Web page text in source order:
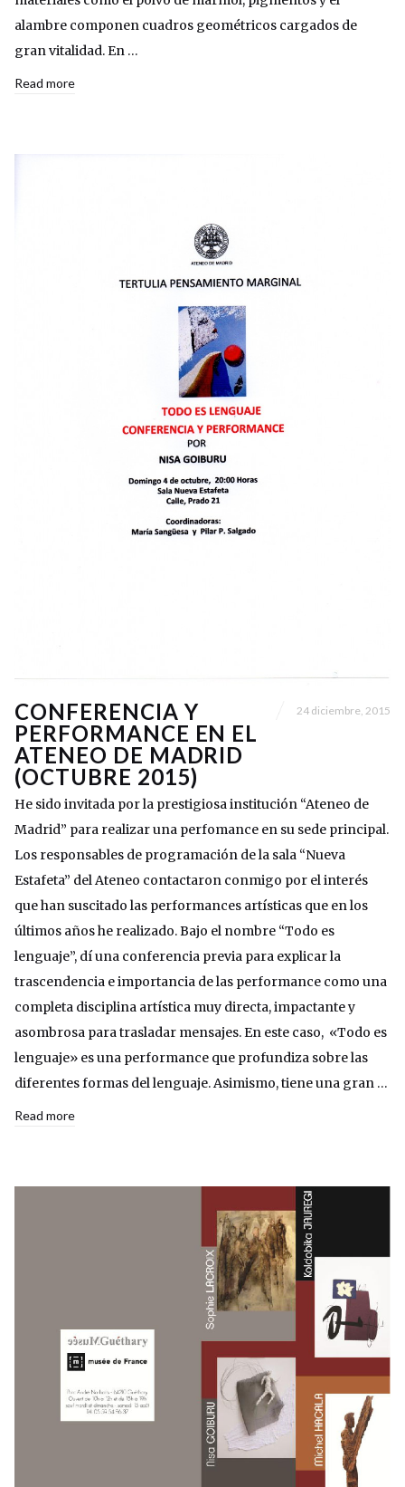
alambre componen cuadros geométricos cargados de
gran vitalidad. En …
Read more
CONFERENCIA Y
PERFORMANCE EN EL
ATENEO DE MADRID
(OCTUBRE 2015)
24 diciembre, 2015
He sido invitada por la prestigiosa institución “Ateneo de
Madrid” para realizar una perfomance en su sede principal.
Los responsables de programación de la sala “Nueva
Estafeta” del Ateneo contactaron conmigo por el interés
que han suscitado las performances artísticas que en los
últimos años he realizado. Bajo el nombre “Todo es
lenguaje”, dí una conferencia previa para explicar la
trascendencia e importancia de las performance como una
completa disciplina artística muy directa, impactante y
asombrosa para trasladar mensajes. En este caso, «Todo es
lenguaje» es una performance que profundiza sobre las
diferentes formas del lenguaje. Asimismo, tiene una gran …
Read more